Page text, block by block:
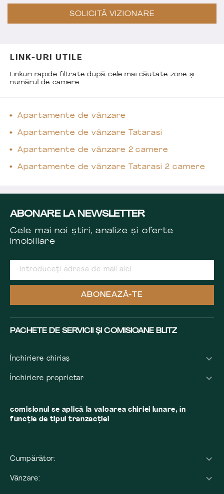
SOLICITĂ VIZIONARE
LINK-URI UTILE
Linkuri rapide filtrate după cele mai căutate zone și
numărul de camere
Apartamente de vânzare
Apartamente de vânzare Tatarasi
Apartamente de vânzare 2 camere
Apartamente de vânzare Tatarasi 2 camere
ABONARE LA NEWSLETTER
Cele mai noi știri, analize și oferte
imobiliare
ABONEAZĂ-TE
PACHETE DE SERVICII ȘI COMISIOANE BLITZ
Închiriere chiriaș
Închiriere proprietar
comisionul se aplică la valoarea chiriei lunare, în
funcție de tipul tranzacției
Cumpărător:
Vânzare: